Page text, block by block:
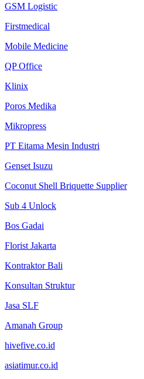
GSM Logistic
Firstmedical
Mobile Medicine
QP Office
Klinix
Poros Medika
Mikropress
PT Eitama Mesin Industri
Genset Isuzu
Coconut Shell Briquette Supplier
Sub 4 Unlock
Bos Gadai
Florist Jakarta
Kontraktor Bali
Konsultan Struktur
Jasa SLF
Amanah Group
hivefive.co.id
asiatimur.co.id